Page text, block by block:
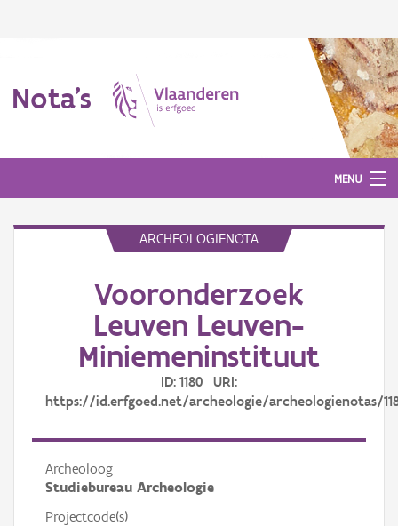
Nota's
MENU
ARCHEOLOGIENOTA
Vooronderzoek
Leuven Leuven-
Miniemeninstituut
ID: 1180 URI:
https://id.erfgoed.net/archeologie/archeologienotas/
Archeoloog
Studiebureau Archeologie
Projectcode(s)